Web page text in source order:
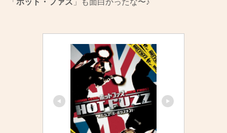
「 ホット・ファズ」も面白かったな〜♪